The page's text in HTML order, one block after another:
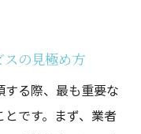
要性
法
の見極め方
る際、最も重要な
です。まず、業者